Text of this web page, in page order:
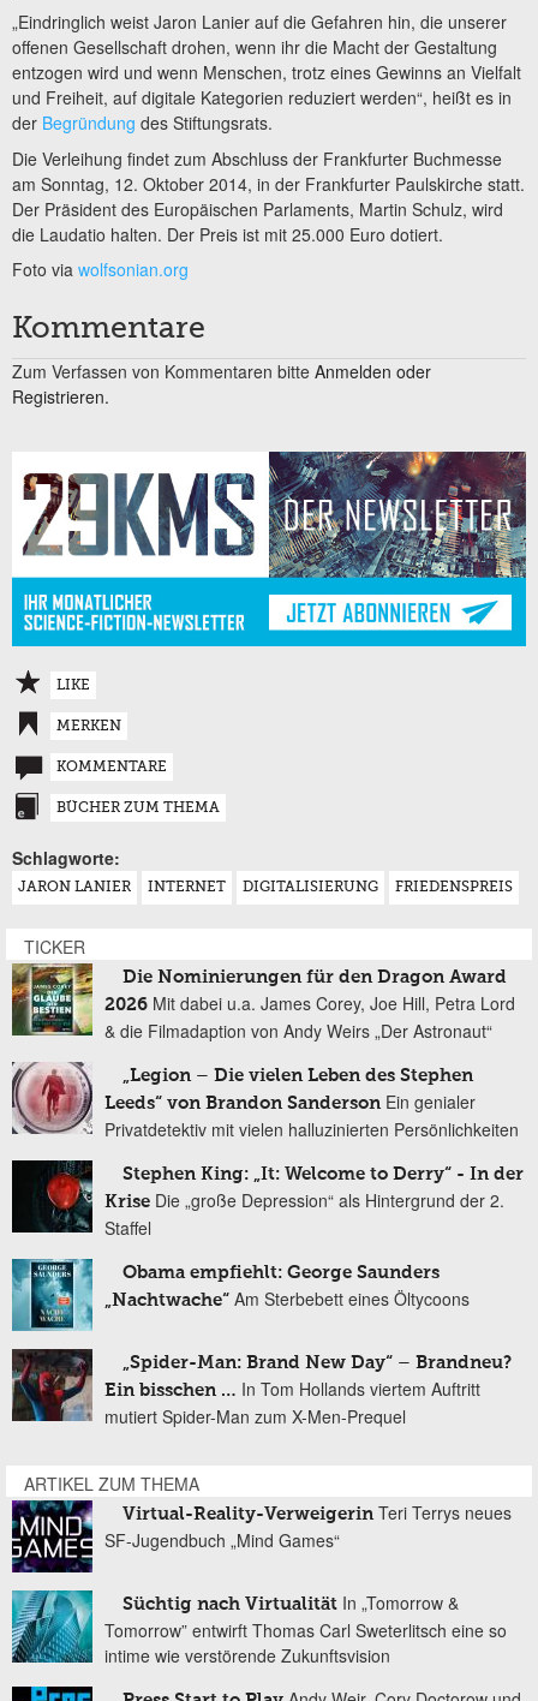
„Eindringlich weist Jaron Lanier auf die Gefahren hin, die unserer
offenen Gesellschaft drohen, wenn ihr die Macht der Gestaltung
entzogen wird und wenn Menschen, trotz eines Gewinns an Vielfalt
und Freiheit, auf digitale Kategorien reduziert werden“, heißt es in
der Begründung des Stiftungsrats.
Die Verleihung findet zum Abschluss der Frankfurter Buchmesse
am Sonntag, 12. Oktober 2014, in der Frankfurter Paulskirche statt.
Der Präsident des Europäischen Parlaments, Martin Schulz, wird
die Laudatio halten. Der Preis ist mit 25.000 Euro dotiert.
Foto via wolfsonian.org
Kommentare
Zum Verfassen von Kommentaren bitte Anmelden oder
Registrieren.
LIKE
MERKEN
KOMMENTARE
BÜCHER ZUM THEMA
Schlagworte:
JARON LANIER INTERNET DIGITALISIERUNG FRIEDENSPREIS
TICKER
Die Nominierungen für den Dragon Award
2026 Mit dabei u.a. James Corey, Joe Hill, Petra Lord
& die Filmadaption von Andy Weirs „Der Astronaut“
„Legion – Die vielen Leben des Stephen
Leeds“ von Brandon Sanderson Ein genialer
Privatdetektiv mit vielen halluzinierten Persönlichkeiten
Stephen King: „It: Welcome to Derry“ - In der
Krise Die „große Depression“ als Hintergrund der 2.
Staffel
Obama empfiehlt: George Saunders
„Nachtwache“ Am Sterbebett eines Öltycoons
„Spider-Man: Brand New Day“ – Brandneu?
Ein bisschen … In Tom Hollands viertem Auftritt
mutiert Spider-Man zum X-Men-Prequel
ARTIKEL ZUM THEMA
Virtual-Reality-Verweigerin Teri Terrys neues
SF-Jugendbuch „Mind Games“
Süchtig nach Virtualität In „Tomorrow &
Tomorrow” entwirft Thomas Carl Sweterlitsch eine so
intime wie verstörende Zukunftsvision